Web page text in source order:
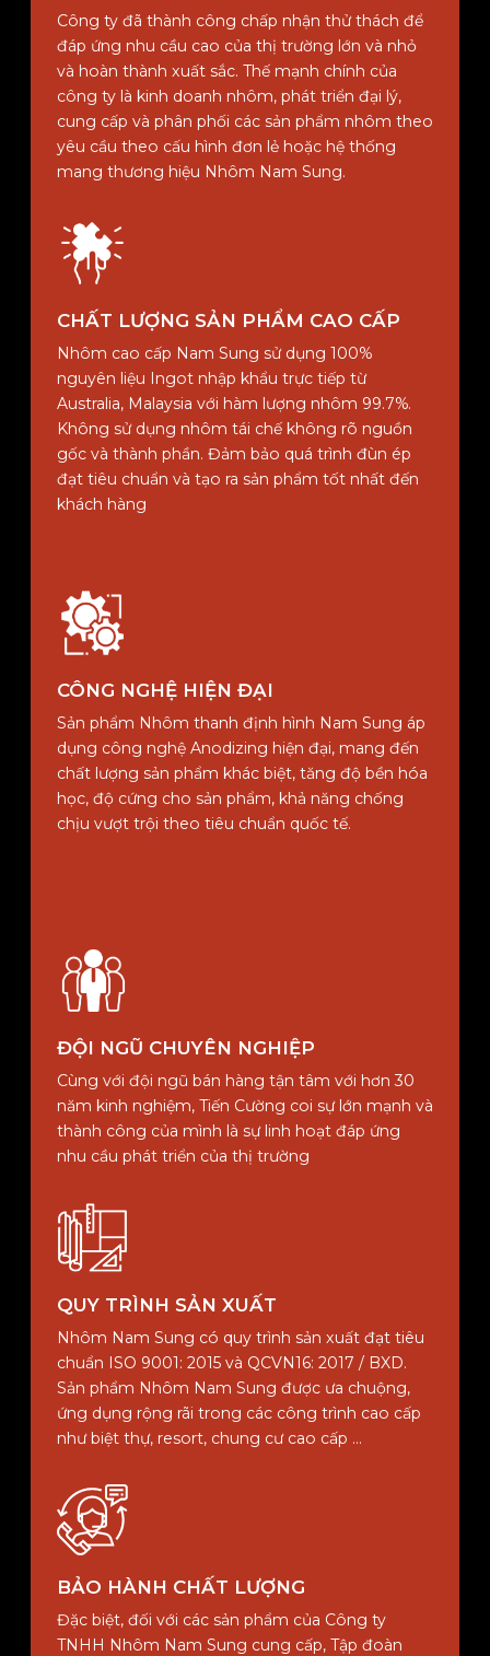
Công ty đã thành công chấp nhận thử thách để
đáp ứng nhu cầu cao của thị trường lớn và nhỏ
và hoàn thành xuất sắc. Thế mạnh chính của
công ty là kinh doanh nhôm, phát triển đại lý,
cung cấp và phân phối các sản phẩm nhôm theo
yêu cầu theo cấu hình đơn lẻ hoặc hệ thống
mang thương hiệu Nhôm Nam Sung.
CHẤT LƯỢNG SẢN PHẨM CAO CẤP
Nhôm cao cấp Nam Sung sử dụng 100%
nguyên liệu Ingot nhập khẩu trực tiếp từ
Australia, Malaysia với hàm lượng nhôm 99.7%.
Không sử dụng nhôm tái chế không rõ nguồn
gốc và thành phần. Đảm bảo quá trình đùn ép
đạt tiêu chuẩn và tạo ra sản phẩm tốt nhất đến
khách hàng
CÔNG NGHỆ HIỆN ĐẠI
Sản phẩm Nhôm thanh định hình Nam Sung áp
dụng công nghệ Anodizing hiện đại, mang đến
chất lượng sản phẩm khác biệt, tăng độ bền hóa
học, độ cứng cho sản phẩm, khả năng chống
chịu vượt trội theo tiêu chuẩn quốc tế.
ĐỘI NGŨ CHUYÊN NGHIỆP
Cùng với đội ngũ bán hàng tận tâm với hơn 30
năm kinh nghiệm, Tiến Cường coi sự lớn mạnh và
thành công của mình là sự linh hoạt đáp ứng
nhu cầu phát triển của thị trường
QUY TRÌNH SẢN XUẤT
Nhôm Nam Sung có quy trình sản xuất đạt tiêu
chuẩn ISO 9001: 2015 và QCVN16: 2017 / BXD.
Sản phẩm Nhôm Nam Sung được ưa chuộng,
ứng dụng rộng rãi trong các công trình cao cấp
như biệt thự, resort, chung cư cao cấp ...
BẢO HÀNH CHẤT LƯỢNG
Đặc biệt, đối với các sản phẩm của Công ty
TNHH Nhôm Nam Sung cung cấp, Tập đoàn